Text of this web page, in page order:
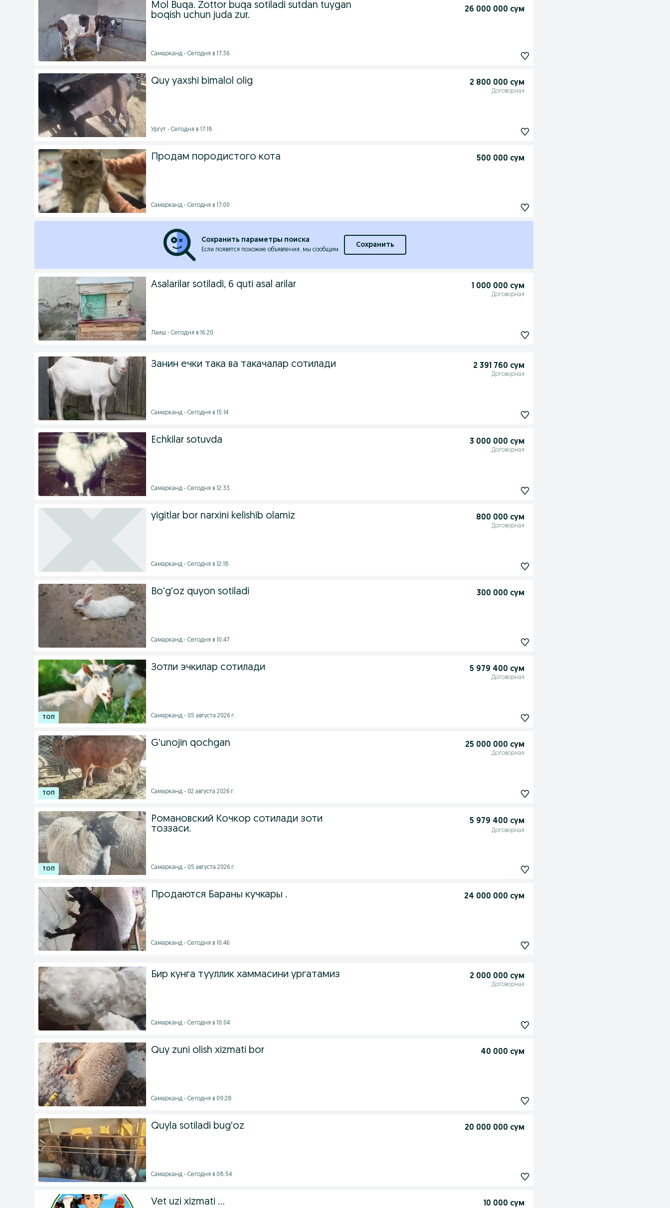
Mol Buqa. Zottor buqa sotiladi sutdan tuygan
boqish uchun juda zur.
26 000 000 сум
Самарканд - Сегодня в 17:36
Quy yaxshi bimalol olig 2 800 000 сум
Договорная
Ургут - Сегодня в 17:18
Продам породистого кота 500 000 сум
Самарканд - Сегодня в 17:00
Сохранить параметры поиска
Если появятся похожие объявления, мы сообщим.
Сохранить
Asalarilar sotiladi, 6 quti asal arilar 1 000 000 сум
Договорная
Лаиш - Сегодня в 16:20
Занин ечки така ва такачалар сотилади 2 391 760 сум
Договорная
Самарканд - Сегодня в 15:14
Echkilar sotuvda 3 000 000 сум
Договорная
Самарканд - Сегодня в 12:33
yigitlar bor narxini kelishib olamiz 800 000 сум
Договорная
Самарканд - Сегодня в 12:18
Bo'g'oz quyon sotiladi 300 000 сум
Самарканд - Сегодня в 10:47
Зотли эчкилар сотилади 5 979 400 сум
Договорная
Самарканд - 05 августа 2026 г.
G'unojin qochgan 25 000 000 сум
Договорная
Самарканд - 02 августа 2026 г.
Романовский Кочкор сотилади зоти
тоззаси.
5 979 400 сум
Договорная
Самарканд - 05 августа 2026 г.
Продаются Бараны кучкары . 24 000 000 сум
Самарканд - Сегодня в 10:46
Бир кунга тууллик хаммасини ургатамиз 2 000 000 сум
Договорная
Самарканд - Сегодня в 10:04
Quy zuni olish xizmati bor 40 000 сум
Самарканд - Сегодня в 09:28
Quyla sotiladi bug'oz 20 000 000 сум
Самарканд - Сегодня в 08:54
Vet uzi xizmati ... 10 000 сум